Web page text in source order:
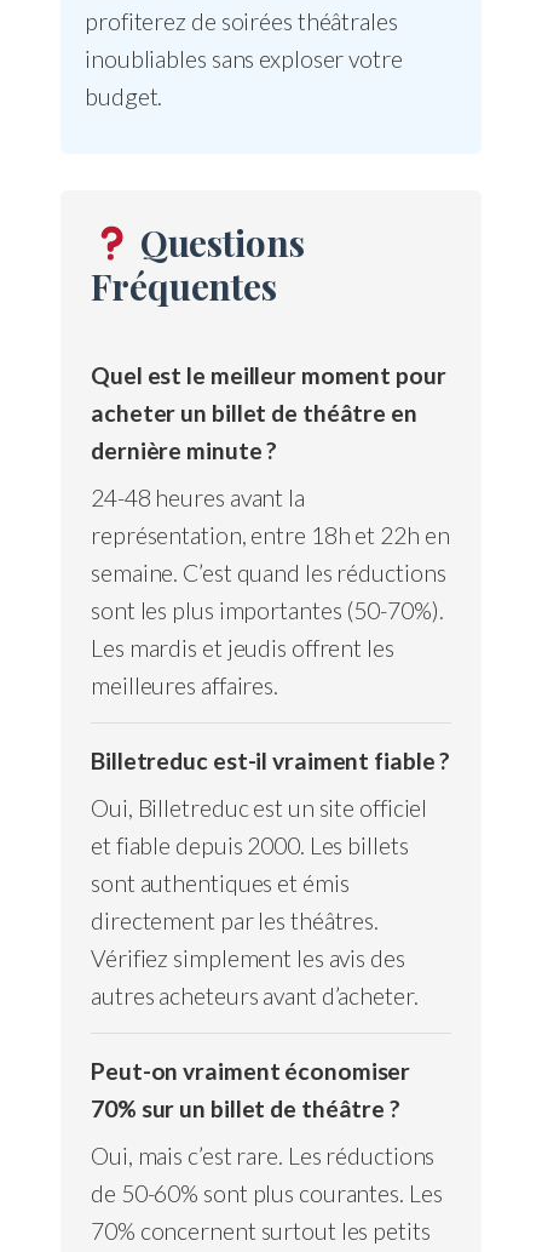
profiterez de soirées théâtrales
inoubliables sans exploser votre
budget.
Questions
Fréquentes
Quel est le meilleur moment pour
acheter un billet de théâtre en
dernière minute ?
24-48 heures avant la
représentation, entre 18h et 22h en
semaine. C’est quand les réductions
sont les plus importantes (50-70%).
Les mardis et jeudis offrent les
meilleures affaires.
Billetreduc est-il vraiment fiable ?
Oui, Billetreduc est un site officiel
et fiable depuis 2000. Les billets
sont authentiques et émis
directement par les théâtres.
Vérifiez simplement les avis des
autres acheteurs avant d’acheter.
Peut-on vraiment économiser
70% sur un billet de théâtre ?
Oui, mais c’est rare. Les réductions
de 50-60% sont plus courantes. Les
70% concernent surtout les petits